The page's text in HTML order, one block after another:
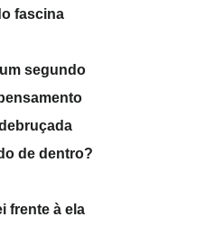
fascina
segundo
de dentro?
frente à ela